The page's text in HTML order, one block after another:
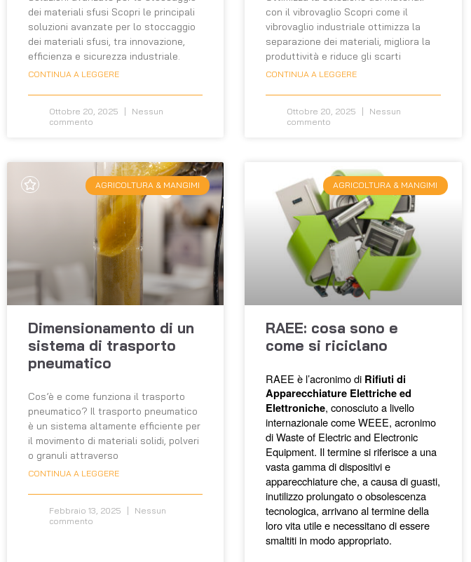
dei materiali sfusi Scopri le principali
soluzioni avanzate per lo stoccaggio
dei materiali sfusi, tra innovazione,
efficienza e sicurezza industriale.
CONTINUA A LEGGERE
Ottobre 20, 2025
Nessun
commento
con il vibrovaglio Scopri come il
vibrovaglio industriale ottimizza la
separazione dei materiali, migliora la
produttività e riduce gli scarti
CONTINUA A LEGGERE
Ottobre 20, 2025
Nessun
commento
AGRICOLTURA & MANGIMI
Dimensionamento di un
sistema di trasporto
pneumatico
Cos’è e come funziona il trasporto
pneumatico? Il trasporto pneumatico
è un sistema altamente efficiente per
il movimento di materiali solidi, polveri
o granuli attraverso
CONTINUA A LEGGERE
Febbraio 13, 2025
Nessun
commento
AGRICOLTURA & MANGIMI
RAEE: cosa sono e
come si riciclano
RAEE è l’acronimo di Rifiuti di
Apparecchiature Elettriche ed
Elettroniche, conosciuto a livello
internazionale come WEEE, acronimo
di Waste of Electric and Electronic
Equipment. Il termine si riferisce a una
vasta gamma di dispositivi e
apparecchiature che, a causa di guasti,
inutilizzo prolungato o obsolescenza
tecnologica, arrivano al termine della
loro vita utile e necessitano di essere
smaltiti in modo appropriato.